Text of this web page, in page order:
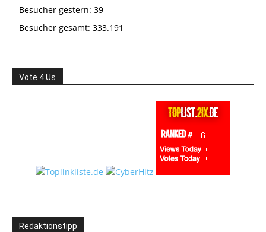
Besucher gestern: 39
Besucher gesamt: 333.191
Vote 4 Us
Redaktionstipp